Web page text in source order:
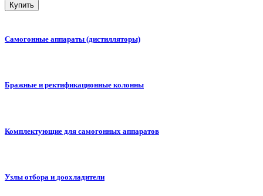
Купить
Самогонные аппараты (дистилляторы)
Бражные и ректификационные колонны
Комплектующие для самогонных аппаратов
Узлы отбора и доохладители